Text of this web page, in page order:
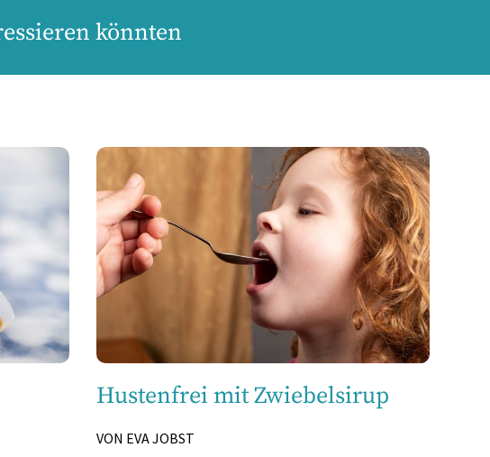
könnten
Hustenfrei mit Zwiebelsirup
VON EVA JOBST